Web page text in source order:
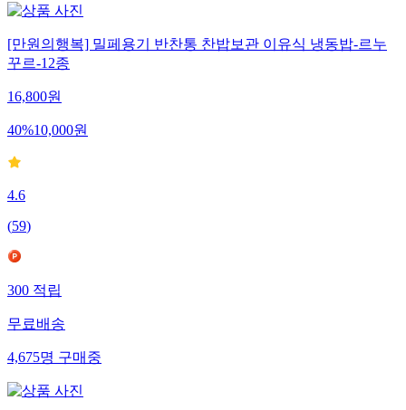
[만원의행복] 밀페용기 반찬통 찬밥보관 이유식 냉동밥-르누
꾸르-12종
16,800원
40%10,000원
4.6
(59)
300적립
무료배송
4,675명구매중